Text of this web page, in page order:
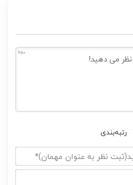
650
رتبه‌بندی